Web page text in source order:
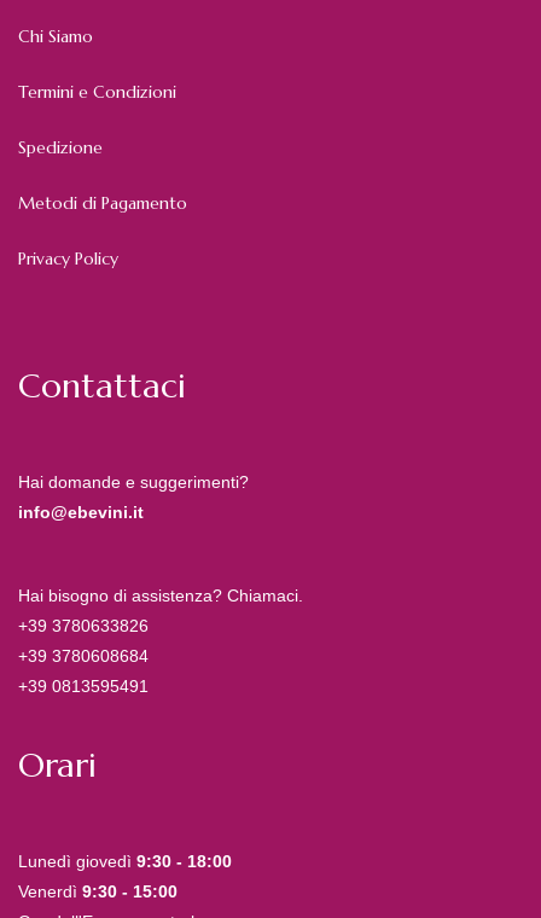
Chi Siamo
Termini e Condizioni
Spedizione
Metodi di Pagamento
Privacy Policy
Contattaci
Hai domande e suggerimenti?
info@ebevini.it
Hai bisogno di assistenza? Chiamaci.
+39 3780633826
+39 3780608684
+39 0813595491
Orari
Lunedì giovedì 9:30 - 18:00
Venerdì 9:30 - 15:00